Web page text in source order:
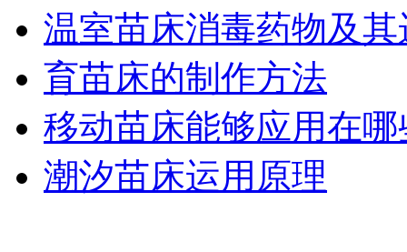
温室苗床消毒药物及
育苗床的制作方法
移动苗床能够应用在
潮汐苗床运用原理